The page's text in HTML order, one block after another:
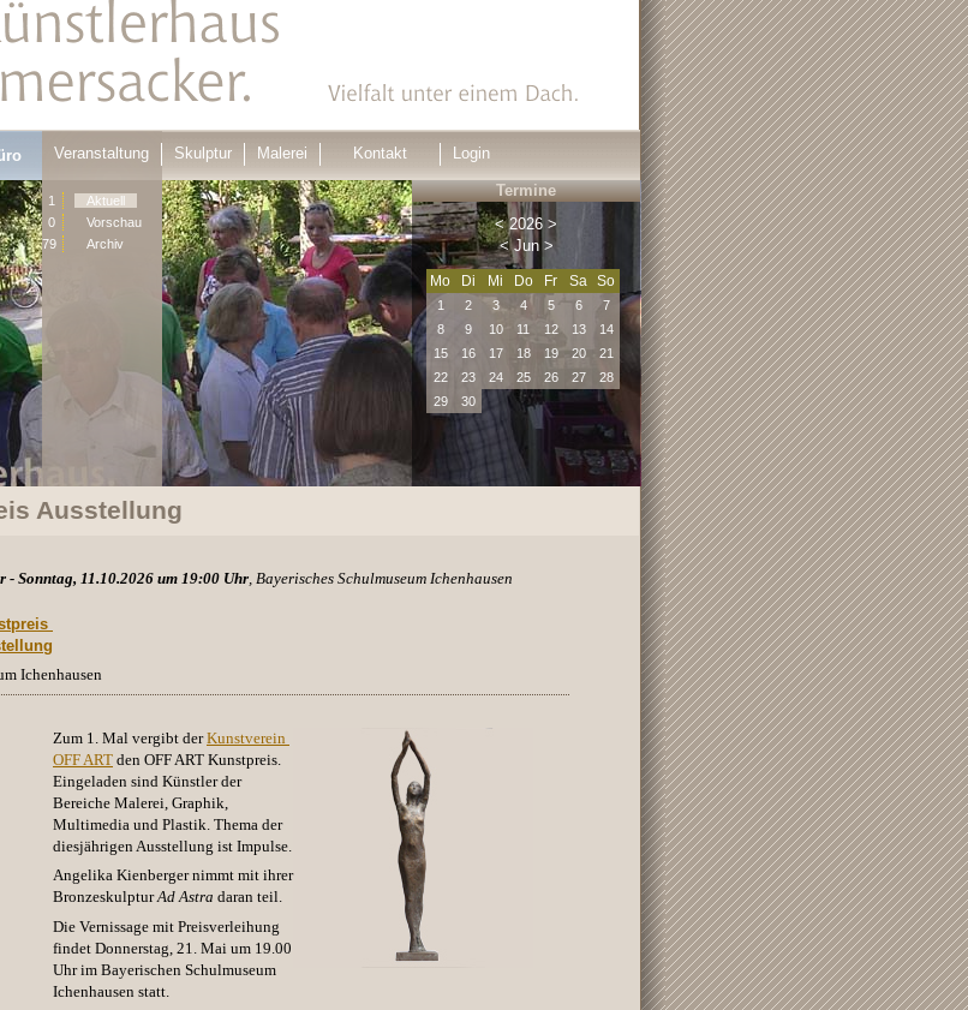
Ausstellung
- Sonntag, 11.10.2026 um 19:00 Uhr , Bayerisches Schulmuseum Ichenhausen
Ichenhausen
Zum 1. Mal vergibt derKunstverein
OFF ART den OFF ART Kunstpreis.
Eingeladen sind Künstler der
Bereiche Malerei , Graphik,
Multimedia und Plastik. Thema der
diesjährigen Ausstellung ist Impulse.
Angelika Kienbergernimmt mit ihrer
BronzeskulpturAd Astra daran teil.
Die Vernissage mit Preisverleihung
findet Donnerstag, 21. Mai um 19.00
Uhr im Bayerischen Schulmuseum
Ichenhausen statt.
Termine
< 2026 >
< Jun >
Mo Di Mi Do Fr Sa So
1 2 3 4 5 6
7
8
9 10 11 12 13
14
15
16 17 18 19 20
21
22
23 24 25 26 27
28
29
30
Veranstaltung
1
Aktuell
0
Vorschau
79
Archiv
Skulptur Malerei Kontakt Login